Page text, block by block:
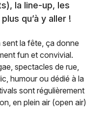
la line-up, les
qu’à y aller !
la fête, ça donne
fun et convivial.
spectacles de rue,
humour ou dédié à la
sont régulièrement
en plein air (open air)